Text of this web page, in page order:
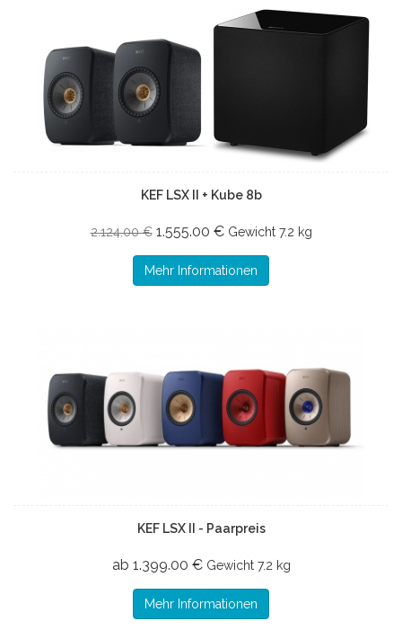
KEF LSX II + Kube 8b
2.124.00 € 1.555.00 € Gewicht 7.2 kg
Mehr Informationen
KEF LSX II - Paarpreis
ab 1.399.00 € Gewicht 7.2 kg
Mehr Informationen